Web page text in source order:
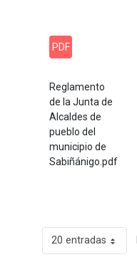
PDF
Reglamento
de la Junta de
Alcaldes de
pueblo del
municipio de
Sabiñánigo.pdf
20 entradas